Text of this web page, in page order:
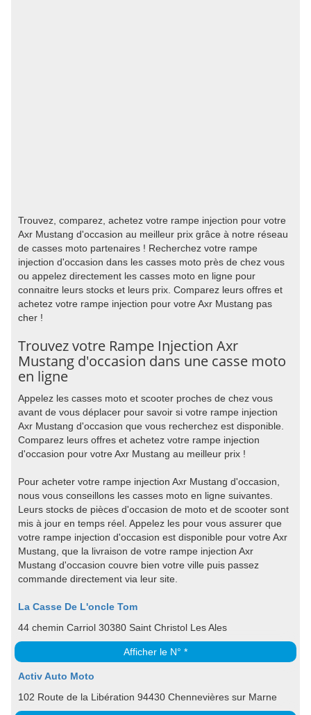
Trouvez, comparez, achetez votre rampe injection pour votre
Axr Mustang d'occasion au meilleur prix grâce à notre réseau
de casses moto partenaires ! Recherchez votre rampe
injection d'occasion dans les casses moto près de chez vous
ou appelez directement les casses moto en ligne pour
connaitre leurs stocks et leurs prix. Comparez leurs offres et
achetez votre rampe injection pour votre Axr Mustang pas
cher !
Trouvez votre Rampe Injection Axr
Mustang d'occasion dans une casse moto
en ligne
Appelez les casses moto et scooter proches de chez vous
avant de vous déplacer pour savoir si votre rampe injection
Axr Mustang d'occasion que vous recherchez est disponible.
Comparez leurs offres et achetez votre rampe injection
d'occasion pour votre Axr Mustang au meilleur prix !
Pour acheter votre rampe injection Axr Mustang d'occasion,
nous vous conseillons les casses moto en ligne suivantes.
Leurs stocks de pièces d'occasion de moto et de scooter sont
mis à jour en temps réel. Appelez les pour vous assurer que
votre rampe injection d'occasion est disponible pour votre Axr
Mustang, que la livraison de votre rampe injection Axr
Mustang d'occasion couvre bien votre ville puis passez
commande directement via leur site.
La Casse De L'oncle Tom
44 chemin Carriol 30380 Saint Christol Les Ales
Afficher le N° *
Activ Auto Moto
102 Route de la Libération 94430 Chennevières sur Marne